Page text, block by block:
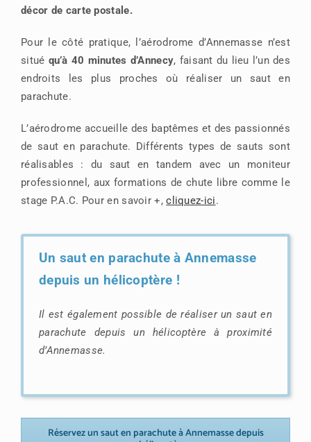
décor de carte postale.
Pour le côté pratique, l’aérodrome d’Annemasse n’est
situé qu’à 40 minutes d’Annecy, faisant du lieu l’un des
endroits les plus proches où réaliser un saut en
parachute.
L’aérodrome accueille des baptêmes et des passionnés
de saut en parachute. Différents types de sauts sont
réalisables : du saut en tandem avec un moniteur
professionnel, aux formations de chute libre comme le
stage P.A.C. Pour en savoir +,cliquez-ici.
Un saut en parachute à Annemasse
depuis un hélicoptère !
Il est également possible de réaliser un saut en
parachute depuis un hélicoptère à proximité
d’Annemasse.
Réservez un saut en parachute à Annemasse depuis